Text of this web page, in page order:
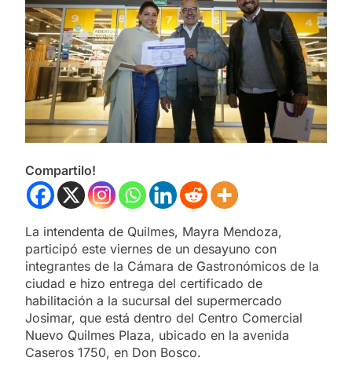
Compartilo!
La intendenta de Quilmes, Mayra Mendoza,
participó este viernes de un desayuno con
integrantes de la Cámara de Gastronómicos de la
ciudad e hizo entrega del certificado de
habilitación a la sucursal del supermercado
Josimar, que está dentro del Centro Comercial
Nuevo Quilmes Plaza, ubicado en la avenida
Caseros 1750, en Don Bosco.